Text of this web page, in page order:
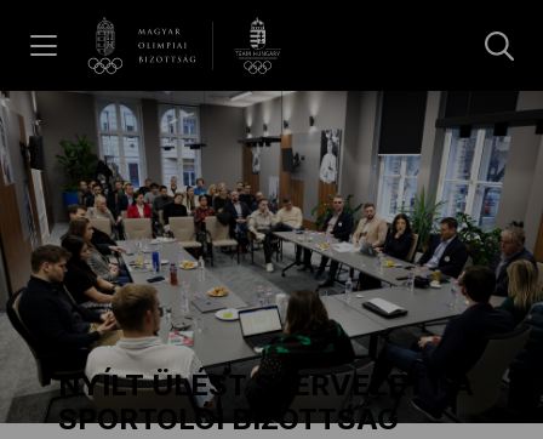
Hírek
Galéria
Dakar 2026
Los Angeles 2028
NYÍLT ÜLÉST SZERVEZETT A
SPORTOLÓI BIZOTTSÁG